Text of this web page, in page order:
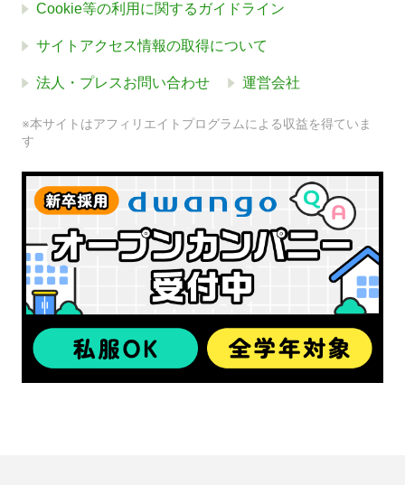
Cookie等の利用に関するガイドライン
サイトアクセス情報の取得について
法人・プレスお問い合わせ 運営会社
※本サイトはアフィリエイトプログラムによる収益を得ていま
す